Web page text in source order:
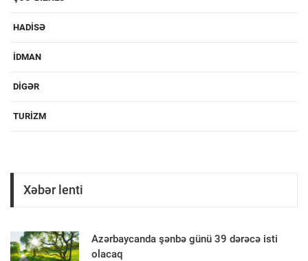
HADISƏ
IDMAN
DIGƏR
TURIZM
Xəbər lenti
Azərbaycanda şənbə günü 39 dərəcə isti
olacaq